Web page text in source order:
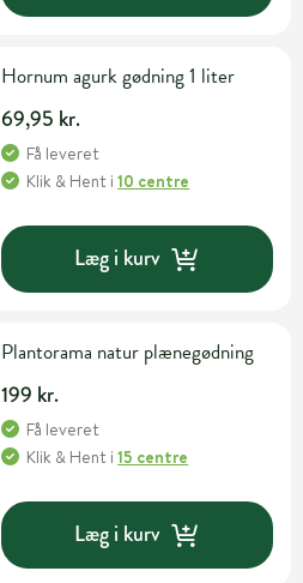
Hornum agurk gødning 1 liter
69,95 kr.
Få leveret
Klik & Hent i10 centre
Læg i kurv
Plantorama natur plænegødning
199 kr.
Få leveret
Klik & Hent i15 centre
Læg i kurv